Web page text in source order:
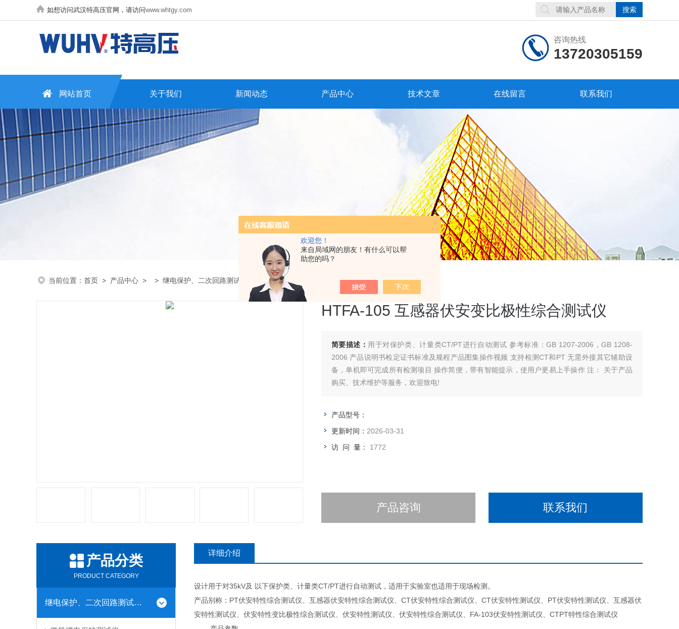
欢迎您！
来自局域网的朋友！有什么可以帮
助您的吗？
如想访问武汉特高压官网，请访问www.whtgy.com
咨询热线
13720305159
网站首页 关于我们 新闻动态 产品中心 技术文章 在线留言 联系我们
当前位置： 首页 > 产品中心 > > 继电保护、二次回路测试仪器 HTFA-105 互感器伏安变比极性综合测试仪
HTFA-105 互感器伏安变比极性综合测试仪
简要描述： 用于对保护类、计量类CT/PT进行自动测试 参考标准：GB 1207-2006，GB 1208-
2006 产品说明书检定证书标准及规程产品图集操作视频 支持检测CT和PT 无需外接其它辅助设
备，单机即可完成所有检测项目 操作简便，带有智能提示，使用户更易上手操作 注： 关于产品
购买、技术维护等服务，欢迎致电!
产品型号：
更新时间： 2026-03-31
访 问 量： 1772
产品咨询 联系我们
产品分类
PRODUCT CATEGORY
继电保护、二次回路测试仪器
详细介绍
设计用于对35kV及 以下保护类、计量类CT/PT进行自动测试，适用于实验室也适用于现场检测。
产品别称：PT伏安特性综合测试仪、互感器伏安特性综合测试仪、CT伏安特性综合测试仪、CT伏安特性测试仪、PT伏安特性测试仪、互感器伏
安特性测试仪、伏安特性变比极性综合测试仪、伏安特性测试仪、伏安特性综合测试仪、FA-103伏安特性测试仪、CTPT特性综合测试仪